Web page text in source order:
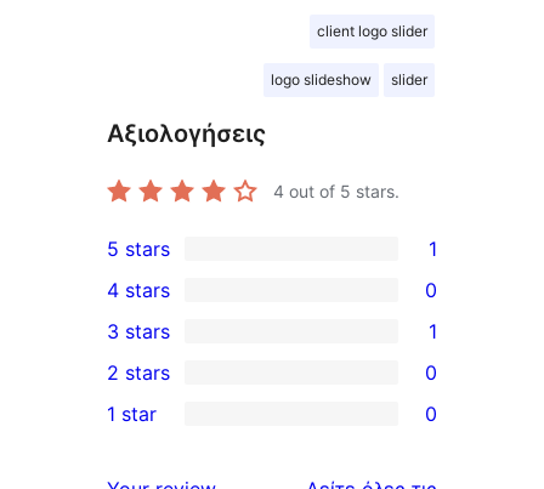
client logo slider
logo slideshow slider
Αξιολογήσεις
4 out of 5 stars.
1
5-
star
review
5 stars 1
4-
star
reviews
4 stars 0
1
3-
star
3 stars 1
2-
2 stars 0
1 star 0